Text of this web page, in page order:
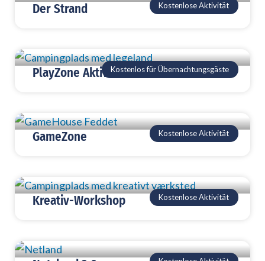
Kostenlose Aktivität
Der Strand
Kostenlos für Übernachtungsgäste
PlayZone Aktivitätszentrum
Kostenlose Aktivität
GameZone
Kostenlose Aktivität
Kreativ-Workshop